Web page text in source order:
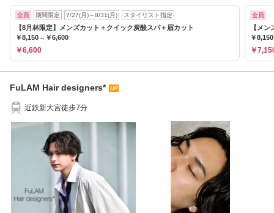
全員 期間限定 7/27(月)～8/31(月) スタイリスト指定
【8月林限定】メンズカット＋クイック炭酸スパ＋眉カット
￥8,150→￥6,600
￥6,600
全員
【メ
￥
￥
FuLAM Hair designers*
近鉄新大宮徒歩7分